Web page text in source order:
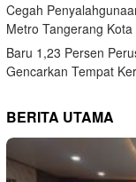
Cegah
Metro Tangerang
Baru 1,23 Persen
Gencarkan Tempat
BERITA UTAMA